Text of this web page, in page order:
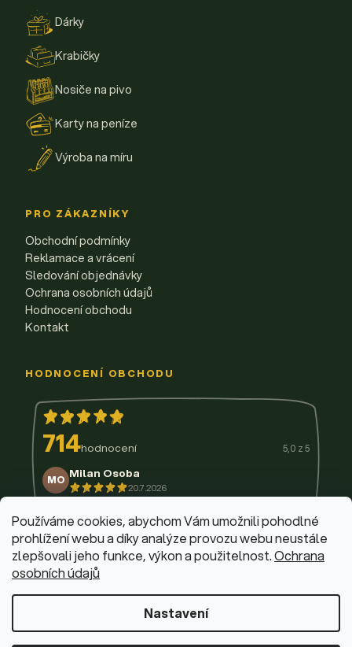
Používáme cookies, abychom Vám umožnili pohodlné
prohlížení webu a díky analýze provozu webu neustále
zlepšovali jeho funkce, výkon a použitelnost.Ochrana
osobních údajů
Nastavení
Dárky
Krabičky
Nosiče na pivo
Karty na peníze
Výroba na míru
PRO ZÁKAZNÍKY
Obchodní podmínky
Reklamace a vrácení
Sledování objednávky
Ochrana osobních údajů
Hodnocení obchodu
Kontakt
HODNOCENÍ OBCHODU
714hodnocení 5,0 z 5
MO Milan Osoba
20.7.2026
14.7.2026
11.7.2026
9.7.2026
3.7.2026
29.6.2026
© 2026 Firemní krabičky
Dominik Fabík